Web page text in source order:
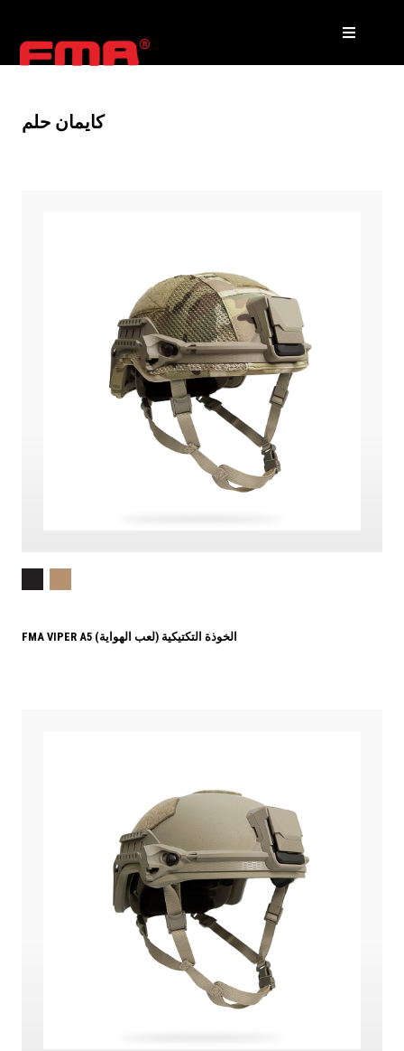
كايمان حلم
FMA VIPER A5 الخوذة التكتيكية (لعب الهواية)